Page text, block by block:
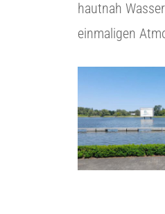
hautnah
einmaligen